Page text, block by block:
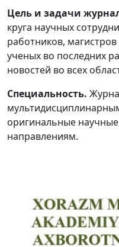
Volume 4_4, 2026
Volume 4_3, 2026
Volume 4_2, 2026
Volume 4_1, 2026
Volume 3_5, 2026
Volume 3_4, 2026
Volume 2_5, 2026
Volume 2_4, 2026
Цель и задачи
круга научных
работников,
ученых во последних
новостей во всех
Специальность.
оригинальные
направлениям.